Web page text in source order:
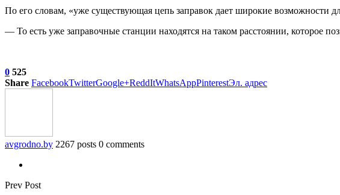
По его словам, «уже существующая цепь заправок дает широкие возможности
— То есть уже заправочные станции находятся на таком расстоянии, которое
0 525
Share FacebookTwitterGoogle+ReddItWhatsAppPinterestЭл. адрес
avgrodno.by 2267 posts 0 comments
Prev Post